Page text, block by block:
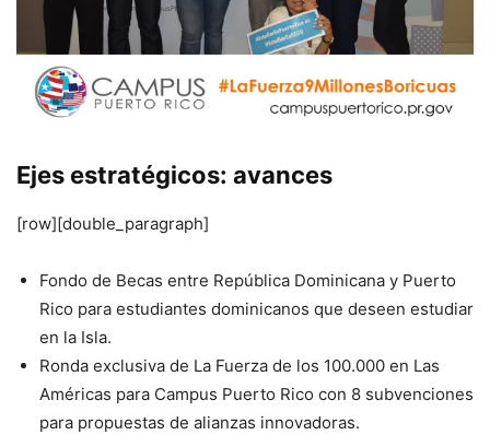
Ejes estratégicos: avances
[row][double_paragraph]
Fondo de Becas entre República Dominicana y Puerto
Rico para estudiantes dominicanos que deseen estudiar
en la Isla.
Ronda exclusiva de La Fuerza de los 100.000 en Las
Américas para Campus Puerto Rico con 8 subvenciones
para propuestas de alianzas innovadoras.